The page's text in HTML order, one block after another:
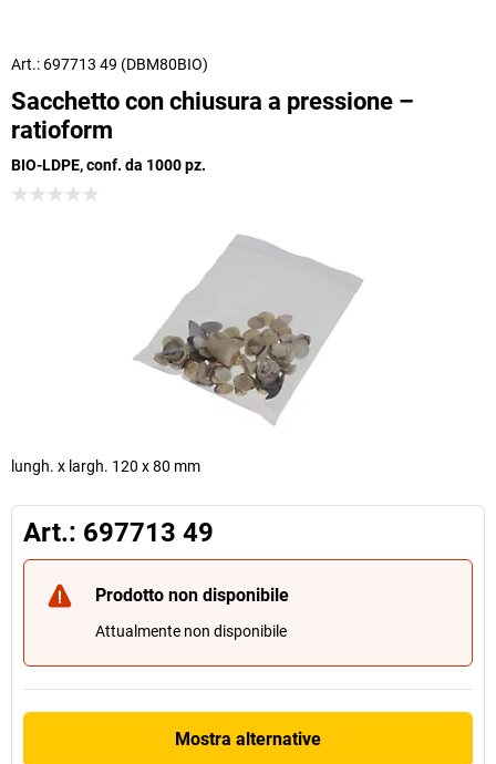
Art.: 697713 49 (DBM80BIO)
Sacchetto con chiusura a pressione –
ratioform
BIO-LDPE, conf. da 1000 pz.
lungh. x largh. 120 x 80 mm
Art.: 697713 49
Prodotto non disponibile
Attualmente non disponibile
Mostra alternative